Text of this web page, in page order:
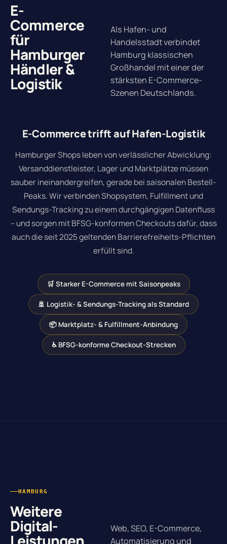
E-
Commerce
für
Hamburger
Händler &
Logistik
Als Hafen- und
Handelsstadt verbindet
Hamburg klassischen
Großhandel mit einer der
stärksten E-Commerce-
Szenen Deutschlands.
E-Commerce trifft auf Hafen-Logistik
Hamburger Shops leben von verlässlicher Abwicklung:
Versanddienstleister, Lager und Marktplätze müssen
sauber ineinandergreifen, gerade bei saisonalen Bestell-
Peaks. Wir verbinden Shopsystem, Fulfillment und
Sendungs-Tracking zu einem durchgängigen Datenfluss
– und sorgen mit BFSG-konformen Checkouts dafür, dass
auch die seit 2025 geltenden Barrierefreiheits-Pflichten
erfüllt sind.
🛒 Starker E-Commerce mit Saisonpeaks
🚢 Logistik- & Sendungs-Tracking als Standard
📦 Marktplatz- & Fulfillment-Anbindung
♿ BFSG-konforme Checkout-Strecken
HAMBURG
Weitere
Digital-
Web, SEO, E-Commerce,
Automatisierung und